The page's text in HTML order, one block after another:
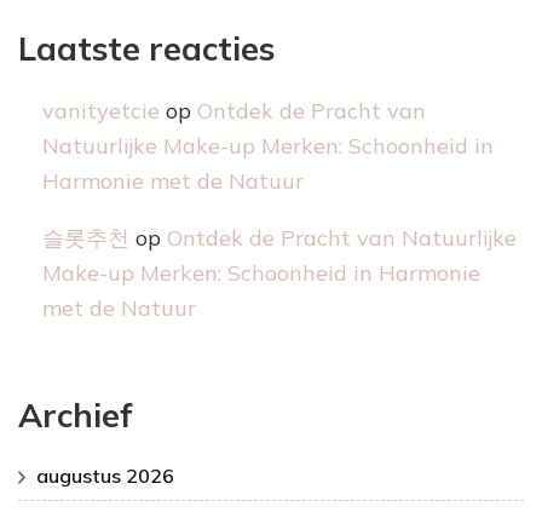
Laatste reacties
vanityetcie op Ontdek de Pracht van
Natuurlijke Make-up Merken: Schoonheid in
Harmonie met de Natuur
슬롯추천 op Ontdek de Pracht van Natuurlijke
Make-up Merken: Schoonheid in Harmonie
met de Natuur
Archief
augustus 2026